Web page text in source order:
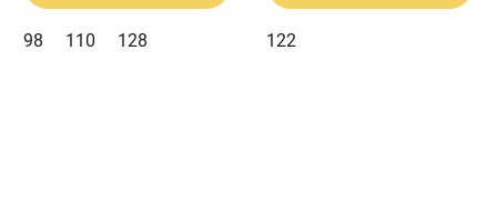
98 110 128 122